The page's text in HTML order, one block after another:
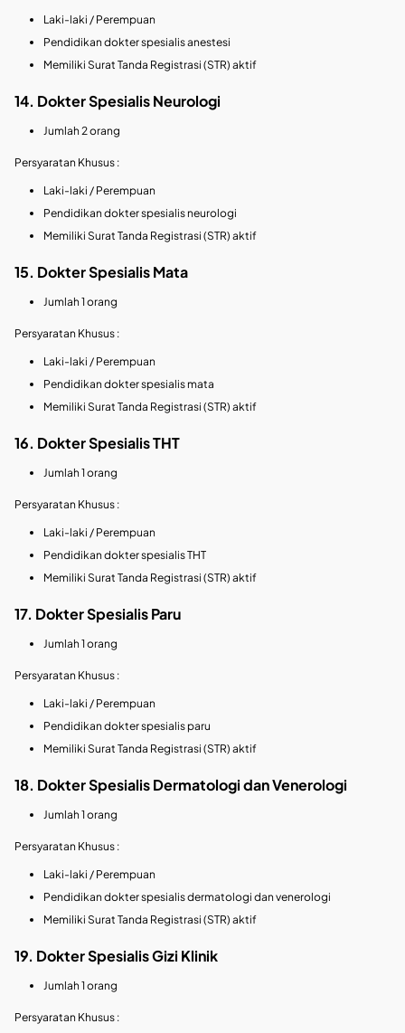
Laki-laki / Perempuan
Pendidikan dokter spesialis anestesi
Memiliki Surat Tanda Registrasi (STR) aktif
14. Dokter Spesialis Neurologi
Jumlah 2 orang
Persyaratan Khusus :
Laki-laki / Perempuan
Pendidikan dokter spesialis neurologi
Memiliki Surat Tanda Registrasi (STR) aktif
15. Dokter Spesialis Mata
Jumlah 1 orang
Persyaratan Khusus :
Laki-laki / Perempuan
Pendidikan dokter spesialis mata
Memiliki Surat Tanda Registrasi (STR) aktif
16. Dokter Spesialis THT
Jumlah 1 orang
Persyaratan Khusus :
Laki-laki / Perempuan
Pendidikan dokter spesialis THT
Memiliki Surat Tanda Registrasi (STR) aktif
17. Dokter Spesialis Paru
Jumlah 1 orang
Persyaratan Khusus :
Laki-laki / Perempuan
Pendidikan dokter spesialis paru
Memiliki Surat Tanda Registrasi (STR) aktif
18. Dokter Spesialis Dermatologi dan Venerologi
Jumlah 1 orang
Persyaratan Khusus :
Laki-laki / Perempuan
Pendidikan dokter spesialis dermatologi dan venerologi
Memiliki Surat Tanda Registrasi (STR) aktif
19. Dokter Spesialis Gizi Klinik
Jumlah 1 orang
Persyaratan Khusus :